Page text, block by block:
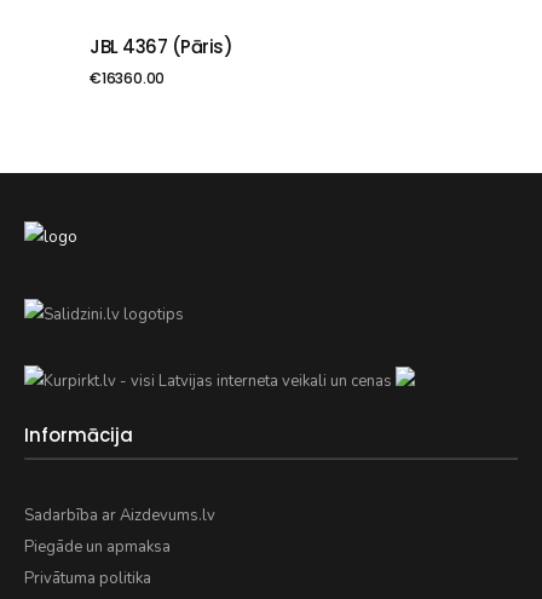
PIEVIENOT GROZAM
JBL 4367 (pāris)
€16360.00
Informācija
Sadarbība ar Aizdevums.lv
Piegāde un apmaksa
Privātuma politika